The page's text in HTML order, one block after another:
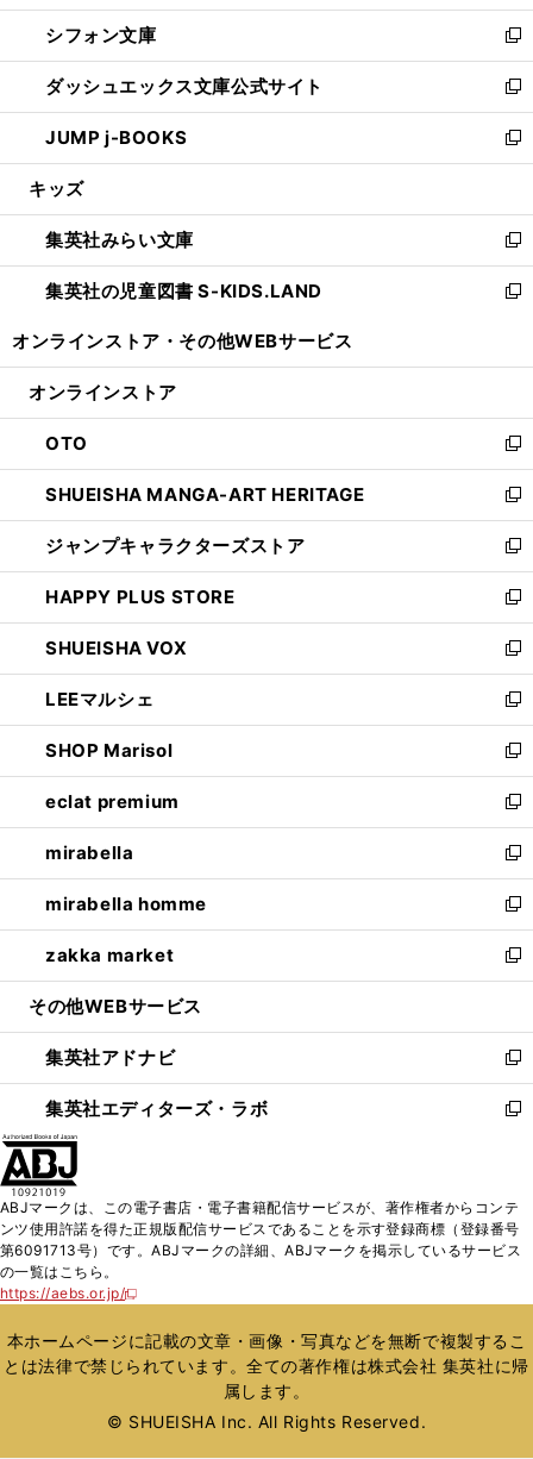
開
く
ウ
で
開
く
ウ
ィ
ン
ド
ウ
で
開
し
い
ウ
ィ
ン
ド
ウ
開
く
シフォン文庫
新
し
い
ウ
ィ
ン
ウ
で
開
く
ダッシュエックス文庫公式サイト
新
し
い
ウ
ン
ド
ウ
で
JUMP j-BOOKS
新
し
ウ
ィ
ン
ド
開
キッズ
集英社みらい文庫
新
し
い
ン
ウ
で
開
く
集英社の児童図書 S-KIDS.LAND
新
ウ
ン
ド
ウ
で
開
く
オンラインストア・ その他WEBサービス
オンラインストア
OTO
新
し
い
ウ
ィ
ン
ド
ウ
で
開
く
SHUEISHA MANGA-ART HERITAGE
新
し
い
ウ
ィ
ン
ド
ウ
で
開
く
ジャンプキャラクターズストア
新
し
い
ウ
ィ
ン
ド
ウ
で
開
く
HAPPY PLUS STORE
新
し
い
ウ
ィ
ン
ド
ウ
で
開
く
SHUEISHA VOX
新
し
い
ウ
ィ
ン
ド
ウ
で
開
く
LEEマルシェ
新
し
い
ウ
ィ
ン
ド
ウ
で
開
く
SHOP Marisol
新
し
い
ウ
ィ
ン
ド
ウ
で
開
eclat premium
新
し
い
ウ
ィ
ン
ド
ウ
開
く
mirabella
新
し
い
ウ
ィ
ン
ウ
で
開
く
mirabella homme
新
し
い
ウ
ン
ド
ウ
で
zakka market
新
し
ウ
ィ
ン
ド
く
その他WEBサービス
集英社アドナビ
新
し
い
ド
ウ
で
集英社エディターズ・ラボ
新
ィ
ン
ド
開
く
ABJマークは、この電子書店・電子書籍配信サービスが、著作権者からコンテ
ンツ使用許諾を得た正規版配信サービスであることを示す登録商標（登録番号
第6091713号）です。ABJマークの詳細、ABJマークを掲示しているサービス
の一覧はこちら。
https://aebs.or.jp/
新
い
ウ
ィ
ウ
本ホームページに記載の文章・画像・写真などを無断で複製するこ
とは法律で禁じられています。全ての著作権は株式会社 集英社に帰
属します。
© SHUEISHA Inc. All Rights Reserved.